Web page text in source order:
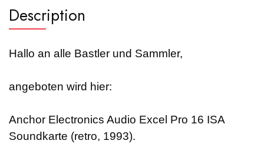
Description
Hallo an alle Bastler und Sammler,
angeboten wird hier:
Anchor Electronics Audio Excel Pro 16 ISA
Soundkarte (retro, 1993).